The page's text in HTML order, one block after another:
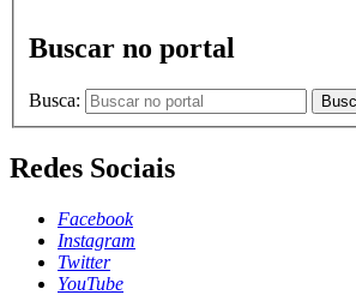
Buscar no portal
Busca:
Redes Sociais
Facebook
Instagram
Twitter
YouTube